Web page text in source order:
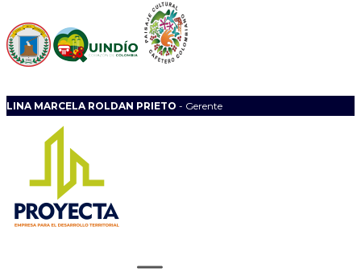
LINA MARCELA ROLDAN PRIETO - Gerente